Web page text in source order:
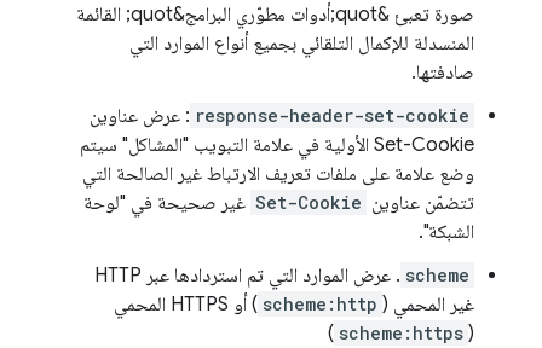
صورة تعبئ &quot;أدوات مطوّري البرامج&quot; القائمة
المنسدلة للإكمال التلقائي بجميع أنواع الموارد التي
صادفتها.
response-header-set-cookie : عرض عناوين
Set-Cookie الأولية في علامة التبويب "المشاكل" سيتم
وضع علامة على ملفات تعريف الارتباط غير الصالحة التي
تتضمّن عناوين Set-Cookie غير صحيحة في "لوحة
الشبكة".
scheme
. عرض الموارد التي تم استردادها عبر HTTP
غير المحمي ( scheme:http
) أو HTTPS المحمي
(
scheme:https
)